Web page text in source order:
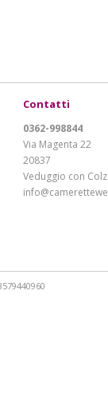
Contatti
0362-998844
Via Magenta 22
20837
Veduggio con